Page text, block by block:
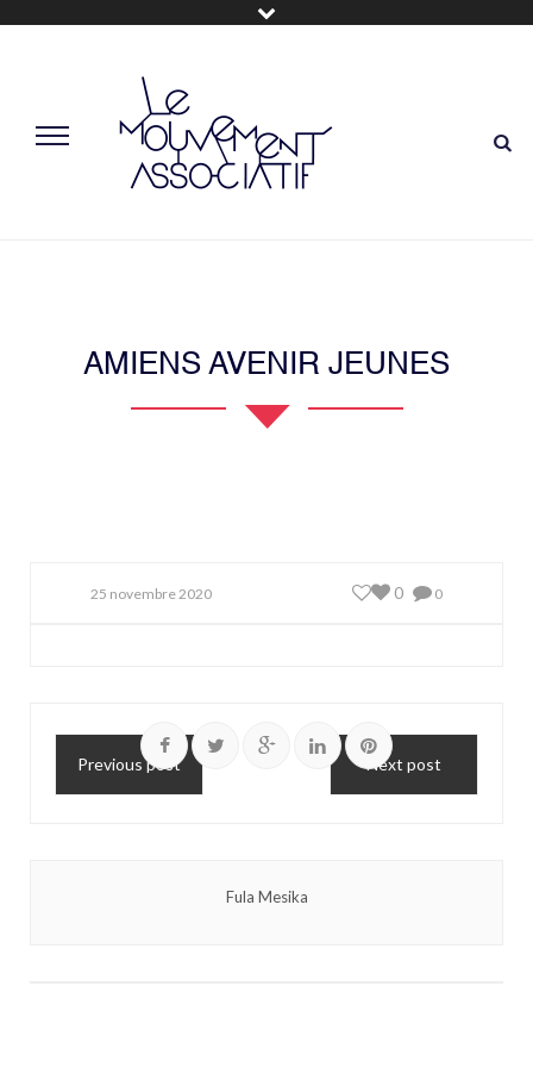
AMIENS AVENIR JEUNES
25 novembre 2020 0
0
Previous post Next post
Fula Mesika